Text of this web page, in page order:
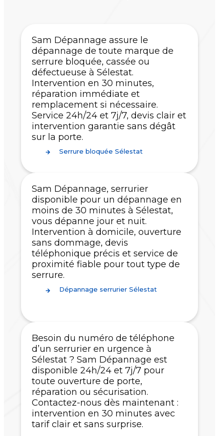
Sam Dépannage assure le
dépannage de toute marque de
serrure bloquée, cassée ou
défectueuse à Sélestat.
Intervention en 30 minutes,
réparation immédiate et
remplacement si nécessaire.
Service 24h/24 et 7j/7, devis clair et
intervention garantie sans dégât
sur la porte.
Serrure bloquée Sélestat
Sam Dépannage, serrurier
disponible pour un dépannage en
moins de 30 minutes à Sélestat,
vous dépanne jour et nuit.
Intervention à domicile, ouverture
sans dommage, devis
téléphonique précis et service de
proximité fiable pour tout type de
serrure.
Dépannage serrurier Sélestat
Besoin du numéro de téléphone
d’un serrurier en urgence à
Sélestat ? Sam Dépannage est
disponible 24h/24 et 7j/7 pour
toute ouverture de porte,
réparation ou sécurisation.
Contactez-nous dès maintenant :
intervention en 30 minutes avec
tarif clair et sans surprise.